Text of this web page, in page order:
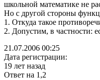
школьной математике не
Но с другой стороны
1. Откуда такое
2. Допустим, в частности:
21.07.2006 00:25
Дата регистрации:
19 лет назад
Ответ на 1,2